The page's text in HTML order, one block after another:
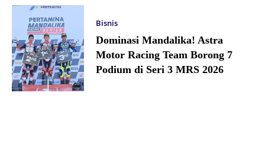
Bisnis
Dominasi Mandalika! Astra
Motor Racing Team Borong 7
Podium di Seri 3 MRS 2026